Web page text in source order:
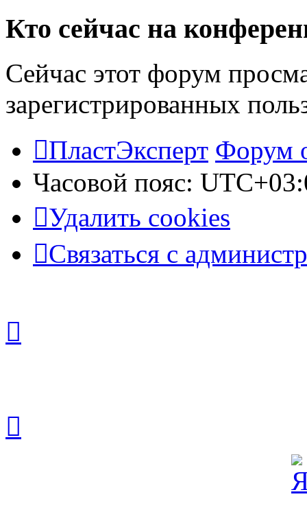
Кто сейчас на
Сейчас этот форум
зарегистрированных
ПластЭксперт Форум
Часовой пояс:
Удалить cookies
Связаться с